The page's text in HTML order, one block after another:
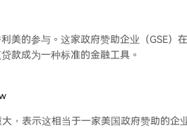
美的参与。这家政府赞助企业（GSE）
款成为一种标准的金融工具。
，表示这相当于一家美国政府赞助的企